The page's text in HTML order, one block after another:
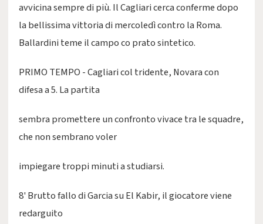
avvicina sempre di più. Il Cagliari cerca conferme dopo
la bellissima vittoria di mercoledì contro la Roma.
Ballardini teme il campo co prato sintetico.
PRIMO TEMPO - Cagliari col tridente, Novara con
difesa a 5. La partita
sembra promettere un confronto vivace tra le squadre,
che non sembrano voler
impiegare troppi minuti a studiarsi.
8' Brutto fallo di Garcia su El Kabir, il giocatore viene
redarguito